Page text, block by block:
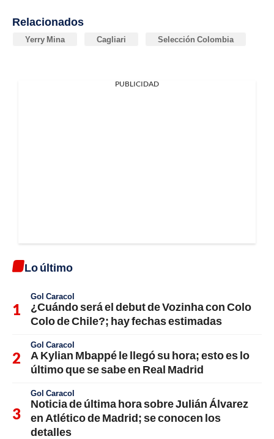
Relacionados
Yerry Mina Cagliari Selección Colombia
PUBLICIDAD
Lo último
Gol Caracol
¿Cuándo será el debut de Vozinha con Colo
Colo de Chile?; hay fechas estimadas
Gol Caracol
A Kylian Mbappé le llegó su hora; esto es lo
último que se sabe en Real Madrid
Gol Caracol
Noticia de última hora sobre Julián Álvarez
en Atlético de Madrid; se conocen los
detalles